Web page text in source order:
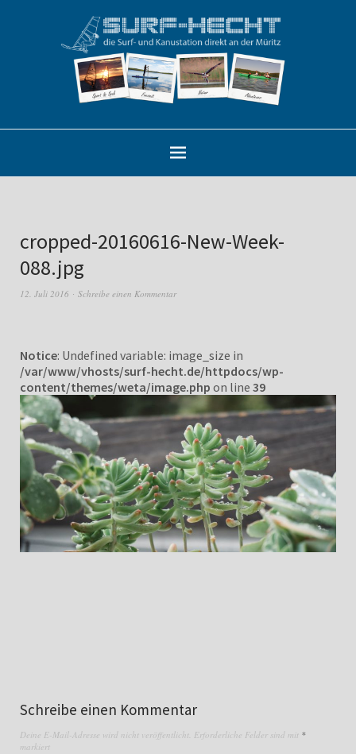
cropped-20160616-New-Week-
088.jpg
12. Juli 2016 Schreibe einen Kommentar
Notice: Undefined variable: image_size in
/var/www/vhosts/surf-hecht.de/httpdocs/wp-
content/themes/weta/image.php on line 39
Schreibe einen Kommentar
Deine E-Mail-Adresse wird nicht veröffentlicht. Erforderliche Felder sind mit *
markiert